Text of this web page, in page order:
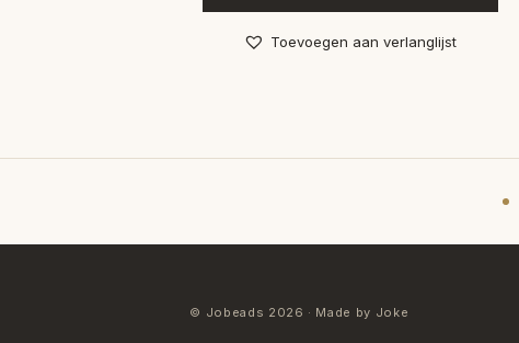
Toevoegen aan verlanglijst
© Jobeads 2026 · Made by Joke